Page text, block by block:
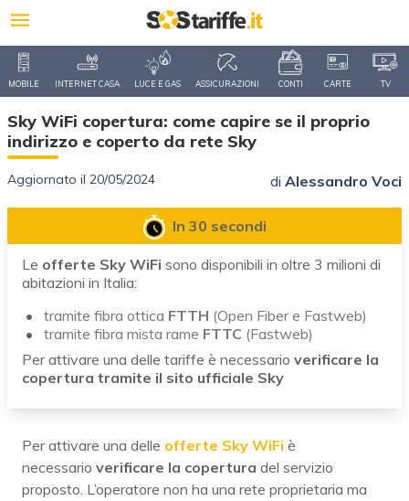
MOBILE INTERNET CASA LUCE E GAS ASSICURAZIONI CONTI CARTE TV
Sky WiFi copertura: come capire se il proprio
indirizzo e coperto da rete Sky
Aggiornato il 20/05/2024 di Alessandro Voci
In 30 secondi
Le offerte Sky WiFi sono disponibili in oltre 3 milioni di
abitazioni in Italia:
tramite fibra ottica FTTH (Open Fiber e Fastweb)
tramite fibra mista rame FTTC (Fastweb)
Per attivare una delle tariffe è necessario verificare la
copertura tramite il sito ufficiale Sky
Per attivare una delle offerte Sky WiFi è
necessario verificare la copertura del servizio
proposto. L’operatore non ha una rete proprietaria ma